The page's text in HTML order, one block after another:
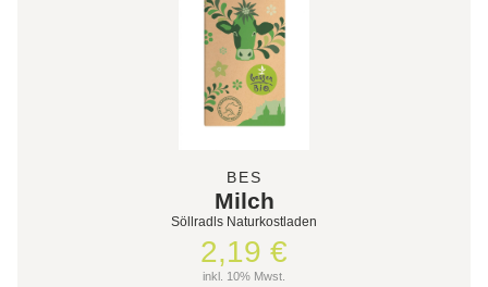
BES
Milch
Söllradls Naturkostladen
2,19 €
inkl. 10% Mwst.